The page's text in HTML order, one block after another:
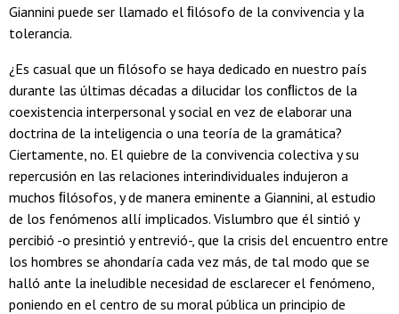
Giannini puede ser llamado el ﬁlósofo de la convivencia y la
tolerancia.
¿Es casual que un filósofo se haya dedicado en nuestro país
durante las últimas décadas a dilucidar los conﬂictos de la
coexistencia interpersonal y social en vez de elaborar una
doctrina de la inteligencia o una teoría de la gramática?
Ciertamente, no. El quiebre de la convivencia colectiva y su
repercusión en las relaciones interindividuales indujeron a
muchos ﬁlósofos, y de manera eminente a Giannini, al estudio
de los fenómenos allí implicados. Vislumbro que él sintió y
percibió -o presintió y entrevió-, que la crisis del encuentro entre
los hombres se ahondaría cada vez más, de tal modo que se
halló ante la ineludible necesidad de esclarecer el fenómeno,
poniendo en el centro de su moral pública un principio de